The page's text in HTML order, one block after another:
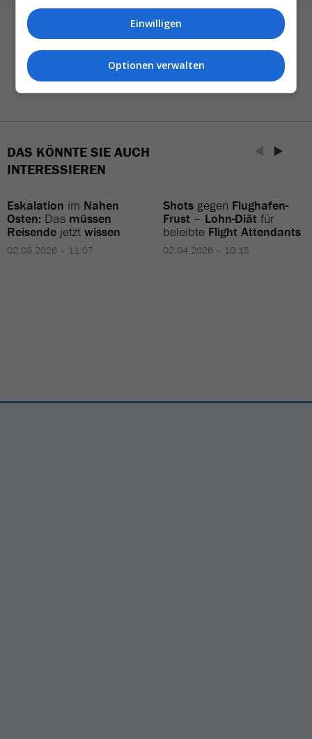
DAS KÖNNTE SIE AUCH
INTERESSIEREN
Eskalation im Nahen
Osten: Das müssen
Reisende jetztwissen
02.03.2026 – 11:07
Shots gegen Flughafen-
Frust – Lohn-Diät für
beleibte Flight Attendants
02.04.2026 – 10:15
Einwilligen
Optionen verwalten